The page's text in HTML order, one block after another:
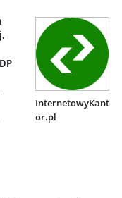
InternetowyKant
or.pl